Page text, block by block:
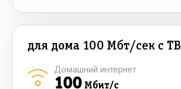
для дома 100 Мбт/сек с ТВ
100Мбит/с
Домашний интернет